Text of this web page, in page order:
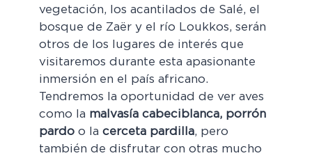
vegetación, los acantilados de Salé, el
bosque de Zaër y el río Loukkos, serán
otros de los lugares de interés que
visitaremos durante esta apasionante
inmersión en el país africano.
Tendremos la oportunidad de ver aves
como la malvasía cabeciblanca, porrón
pardo o la cerceta pardilla, pero
también de disfrutar con otras mucho